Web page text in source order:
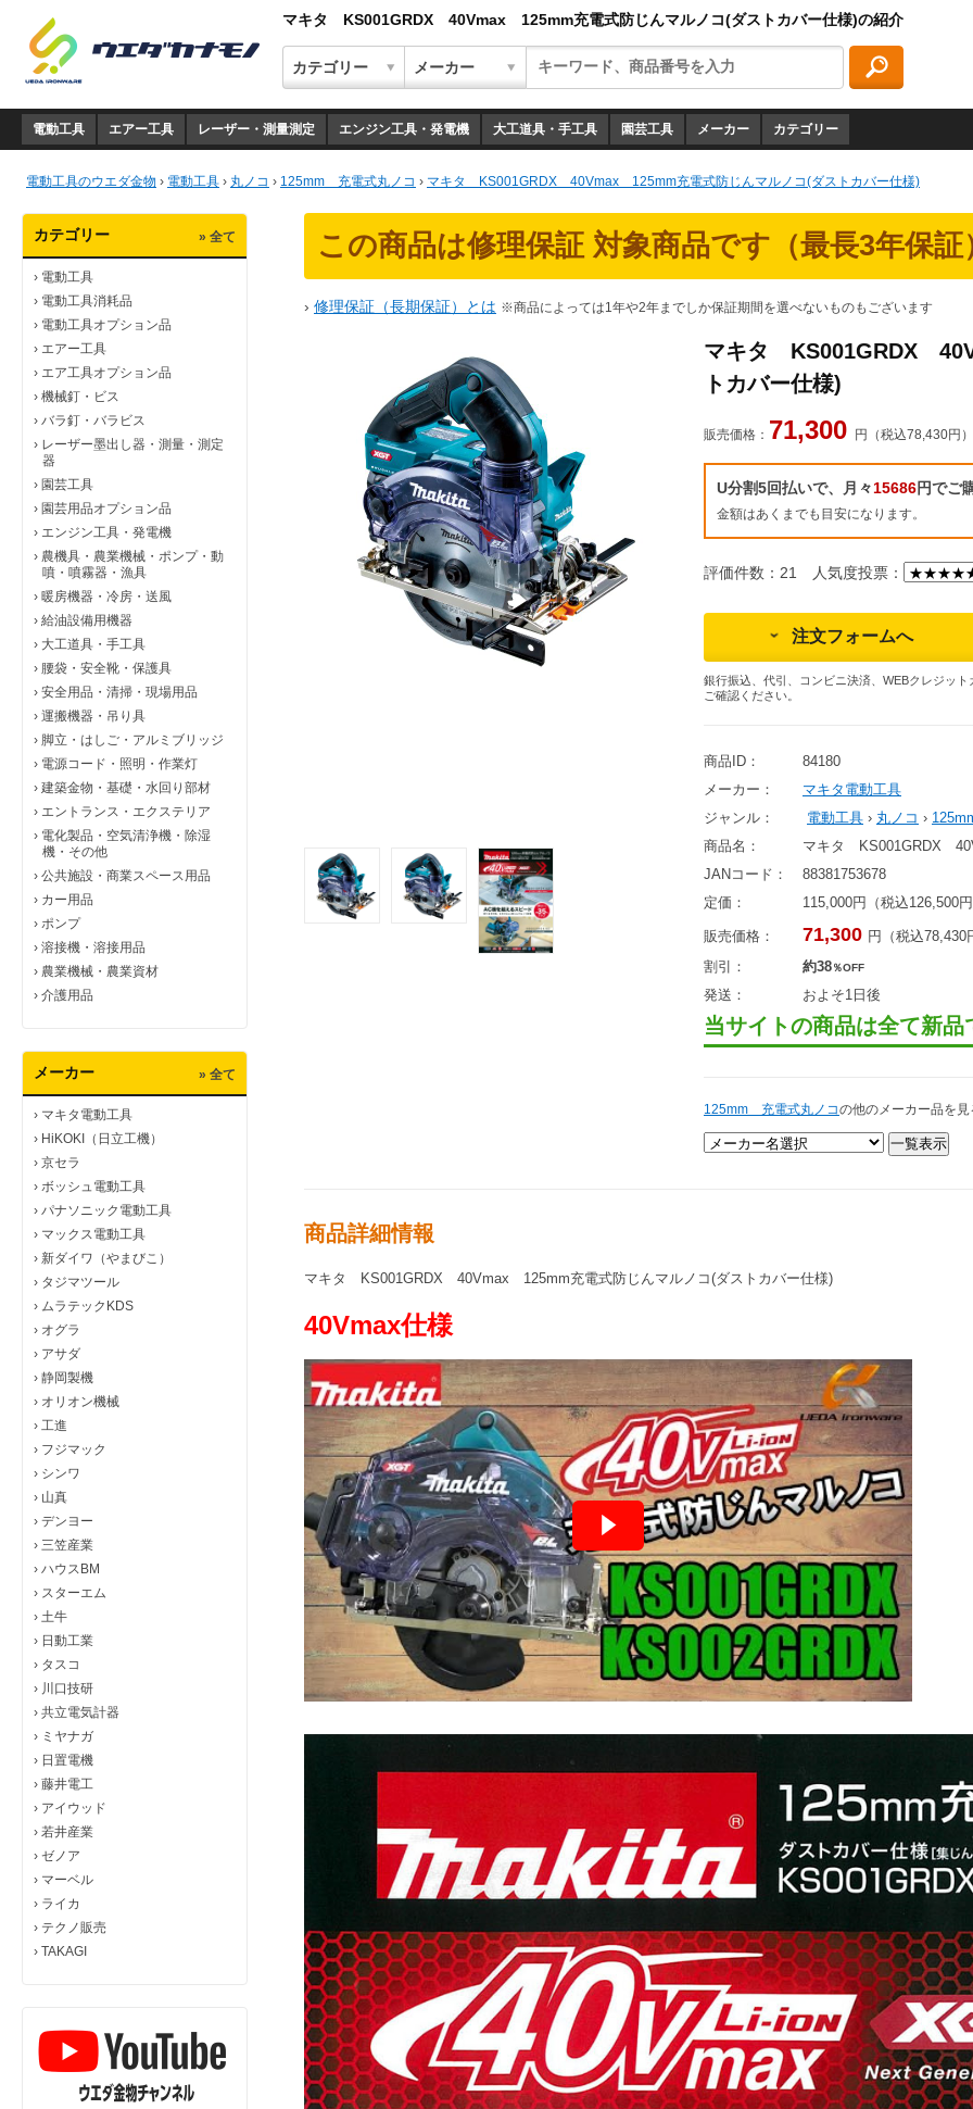
マキタ KS001GRDX 40Vmax 125mm充電式防じんマルノコ(ダストカバー仕様)の紹介
電動工具 エアー工具 レーザー・測量測定 エンジン工具・発電機 大工道具・手工具 園芸工具 メーカー カテゴリー
電動工具のウエダ金物 › 電動工具 › 丸ノコ › 125mm 充電式丸ノコ › マキタ KS001GRDX 40Vmax 125mm充電式防じんマルノコ(ダストカバー仕様)
カテゴリー » 全て
› 電動工具
› 電動工具消耗品
› 電動工具オプション品
› エアー工具
› エア工具オプション品
› 機械釘・ビス
› バラ釘・バラビス
› レーザー墨出し器・測量・測定
器
› 園芸工具
› 園芸用品オプション品
› エンジン工具・発電機
› 農機具・農業機械・ポンプ・動
噴・噴霧器・漁具
› 暖房機器・冷房・送風
› 給油設備用機器
› 大工道具・手工具
› 腰袋・安全靴・保護具
› 安全用品・清掃・現場用品
› 運搬機器・吊り具
› 脚立・はしご・アルミブリッジ
› 電源コード・照明・作業灯
› 建築金物・基礎・水回り部材
› エントランス・エクステリア
› 電化製品・空気清浄機・除湿
機・その他
› 公共施設・商業スペース用品
› カー用品
› ポンプ
› 溶接機・溶接用品
› 農業機械・農業資材
› 介護用品
メーカー » 全て
› マキタ電動工具
› HiKOKI（日立工機）
› 京セラ
› ボッシュ電動工具
› パナソニック電動工具
› マックス電動工具
› 新ダイワ（やまびこ）
› タジマツール
› ムラテックKDS
› オグラ
› アサダ
› 静岡製機
› オリオン機械
› 工進
› フジマック
› シンワ
› 山真
› デンヨー
› 三笠産業
› ハウスBM
› スターエム
› 土牛
› 日動工業
› タスコ
› 川口技研
› 共立電気計器
› ミヤナガ
› 日置電機
› 藤井電工
› アイウッド
› 若井産業
› ゼノア
› マーベル
› ライカ
› テクノ販売
› TAKAGI
この商品は修理保証 対象商品です（最長3年保証
› 修理保証（長期保証）とは ※商品によっては1年や2年までしか保証期間を選べないものもございます
マキタ KS001GRDX
トカバー仕様)
販売価格： 71,300 円（税込78,430円）
U分割5回払いで、月々15686円でご
金額はあくまでも目安になります。
評価件数：21 人気度投票：
注文フォームへ
銀行振込、代引、コンビニ決済、WEBクレジッ
ご確認ください。
商品ID：
84180
メーカー：
マキタ電動工具
ジャンル：
電動工具 › 丸ノコ ›
商品名：
マキタ KS001GRDX
JANコード：
88381753678
定価：
115,000円（税込126,500円
販売価格： 71,300 円（税込78,430
割引：
約38％OFF
発送： およそ1日後
当サイトの商品は全て新品
125mm 充電式丸ノコの他のメーカー品を見
商品詳細情報
マキタ KS001GRDX 40Vmax 125mm充電式防じんマルノコ(ダストカバー仕様)
40Vmax仕様